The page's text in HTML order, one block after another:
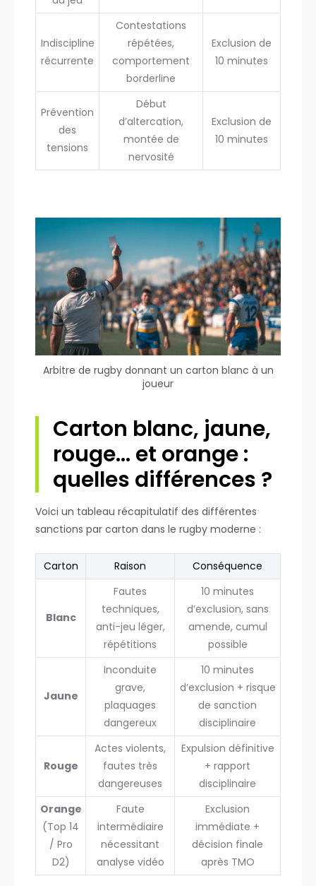
Indiscipline
récurrente
Contestations
répétées,
comportement
borderline
Exclusion de
10 minutes
Prévention
des
tensions
Début
d’altercation,
montée de
nervosité
Exclusion de
10 minutes
Arbitre de rugby donnant un carton blanc à un
joueur
Carton blanc, jaune,
rouge… et orange :
quelles différences ?
Voici un tableau récapitulatif des différentes
sanctions par carton dans le rugby moderne :
Carton Raison Conséquence
Blanc
Fautes
techniques,
anti-jeu léger,
répétitions
10 minutes
d’exclusion, sans
amende, cumul
possible
Jaune
Inconduite
grave,
plaquages
dangereux
10 minutes
d’exclusion + risque
de sanction
disciplinaire
Rouge
Actes violents,
fautes très
dangereuses
Expulsion définitive
+ rapport
disciplinaire
Orange
(Top 14
/ Pro
D2)
Faute
intermédiaire
nécessitant
analyse vidéo
Exclusion
immédiate +
décision finale
après TMO